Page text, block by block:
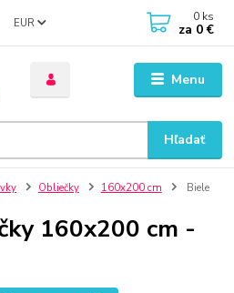
Menu
EUR
Hľadať
0 ks
za 0 €
Obliečky 160x200 cm Biele
160x200 cm -